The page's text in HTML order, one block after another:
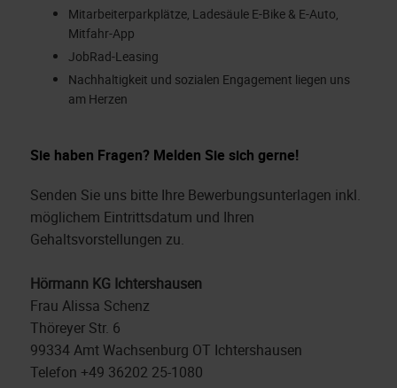
Mitarbeiterparkplätze, Ladesäule E-Bike & E-Auto,
Mitfahr-App
JobRad-Leasing
Nachhaltigkeit und sozialen Engagement liegen uns
am Herzen
Sie haben Fragen? Melden Sie sich gerne!
Senden Sie uns bitte Ihre Bewerbungsunterlagen inkl.
möglichem Eintrittsdatum und Ihren
Gehaltsvorstellungen zu.
Hörmann KG Ichtershausen
Frau Alissa Schenz
Thöreyer Str. 6
99334 Amt Wachsenburg OT Ichtershausen
Telefon +49 36202 25-1080